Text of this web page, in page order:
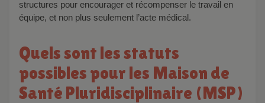
structures pour encourager et récompenser le travail en
équipe, et non plus seulement l’acte médical.
Quels sont les statuts
possibles pour les Maison de
Santé Pluridisciplinaire (MSP)